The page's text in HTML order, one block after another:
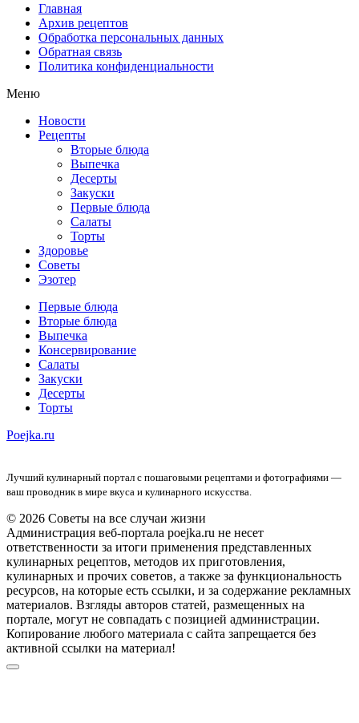
Главная
Архив рецептов
Обработка персональных данных
Обратная связь
Политика конфиденциальности
Меню
Новости
Рецепты
Вторые блюда
Выпечка
Десерты
Закуски
Первые блюда
Салаты
Торты
Здоровье
Советы
Эзотер
Первые блюда
Вторые блюда
Выпечка
Консервирование
Салаты
Закуски
Десерты
Торты
Poejka.ru
Лучший кулинарный портал с пошаговыми рецептами и фотографиями —
ваш проводник в мире вкуса и кулинарного искусства.
© 2026 Советы на все случаи жизни
Администрация веб-портала poejka.ru не несет
ответственности за итоги применения представленных
кулинарных рецептов, методов их приготовления,
кулинарных и прочих советов, а также за функциональность
ресурсов, на которые есть ссылки, и за содержание рекламных
материалов. Взгляды авторов статей, размещенных на
портале, могут не совпадать с позицией администрации.
Копирование любого материала с сайта запрещается без
активной ссылки на материал!